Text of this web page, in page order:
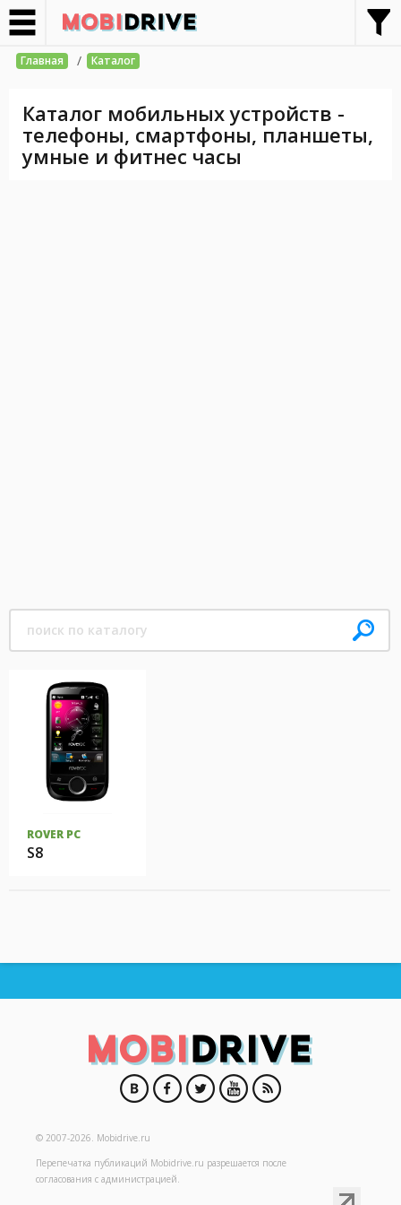
Главная / Каталог
Каталог мобильных устройств -
телефоны, смартфоны, планшеты,
умные и фитнес часы
ROVER PC
S8
© 2007-2026. Mobidrive.ru
Перепечатка публикаций Mobidrive.ru разрешается после
согласования с администрацией.